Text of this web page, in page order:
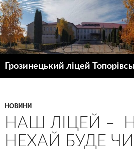
НОВИНИ
НАШ ЛІЦЕЙ –
НЕХАЙ БУДЕ